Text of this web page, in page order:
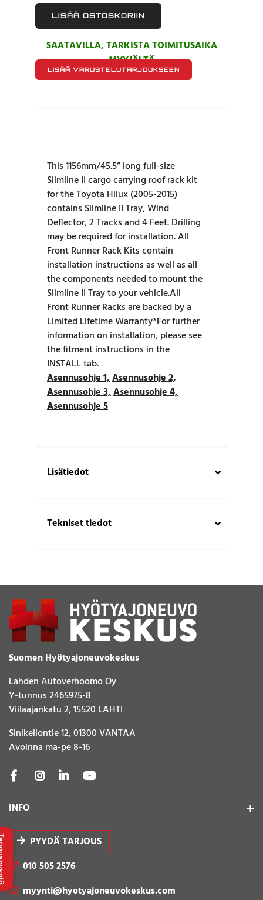
LISÄÄ OSTOSKORIIN
SAATAVILLA, TARKISTA TOIMITUSAIKA
MYYJÄLTÄ
LISÄÄ VARUSTELUTARJOUKSEEN
This 1156mm/45.5” long full-size
Slimline II cargo carrying roof rack kit
for the Toyota Hilux (2005-2015)
contains Slimline II Tray, Wind
Deflector, 2 Tracks and 4 Feet. Drilling
may be required for installation. All
Front Runner Rack Kits contain
installation instructions as well as all
the components needed to mount the
Slimline II Tray to your vehicle.All
Front Runner Racks are backed by a
Limited Lifetime Warranty*For further
information on installation, please see
the fitment instructions in the
INSTALL tab.
Asennusohje 1,Asennusohje 2,
Asennusohje 3,Asennusohje 4,
Asennusohje 5
Lisätiedot
Tekniset tiedot
Suomen Hyötyajoneuvokeskus
Lahden Autoverhoomo Oy
Y-tunnus 2465975-8
Viilaajankatu 2, 15520 LAHTI
Sinikellontie 12, 01300 VANTAA
Avoinna ma-pe 8-16
INFO
PYYDÄ TARJOUS
010 505 2576
myynti@hyotyajoneuvokeskus.com